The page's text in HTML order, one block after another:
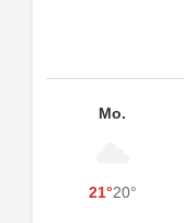
Mo.
21°20°